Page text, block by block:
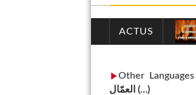
ACTUS
Other Languages
العمّال (…)